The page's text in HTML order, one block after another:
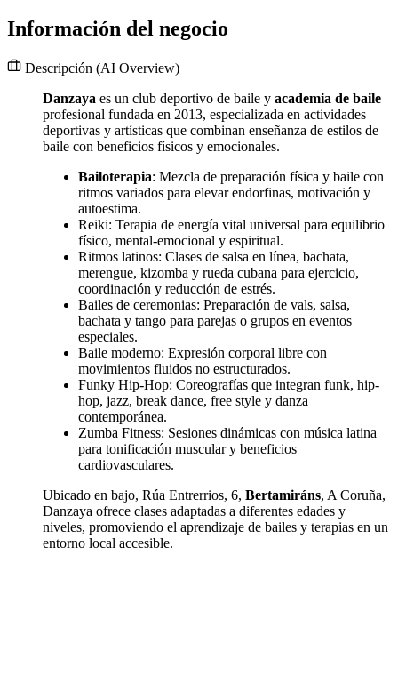
Información del negocio
Descripción (AI Overview)
Danzaya es un club deportivo de baile y academia de baile
profesional fundada en 2013, especializada en actividades
deportivas y artísticas que combinan enseñanza de estilos de
baile con beneficios físicos y emocionales.
Bailoterapia: Mezcla de preparación física y baile con
ritmos variados para elevar endorfinas, motivación y
autoestima.
Reiki: Terapia de energía vital universal para equilibrio
físico, mental-emocional y espiritual.
Ritmos latinos: Clases de salsa en línea, bachata,
merengue, kizomba y rueda cubana para ejercicio,
coordinación y reducción de estrés.
Bailes de ceremonias: Preparación de vals, salsa,
bachata y tango para parejas o grupos en eventos
especiales.
Baile moderno: Expresión corporal libre con
movimientos fluidos no estructurados.
Funky Hip-Hop: Coreografías que integran funk, hip-
hop, jazz, break dance, free style y danza
contemporánea.
Zumba Fitness: Sesiones dinámicas con música latina
para tonificación muscular y beneficios
cardiovasculares.
Ubicado en bajo, Rúa Entrerrios, 6, Bertamiráns, A Coruña,
Danzaya ofrece clases adaptadas a diferentes edades y
niveles, promoviendo el aprendizaje de bailes y terapias en un
entorno local accesible.